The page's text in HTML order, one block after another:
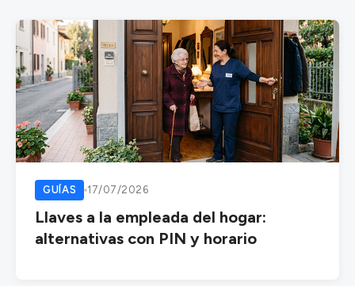
GUÍAS 17/07/2026
Llaves a la empleada del hogar:
alternativas con PIN y horario